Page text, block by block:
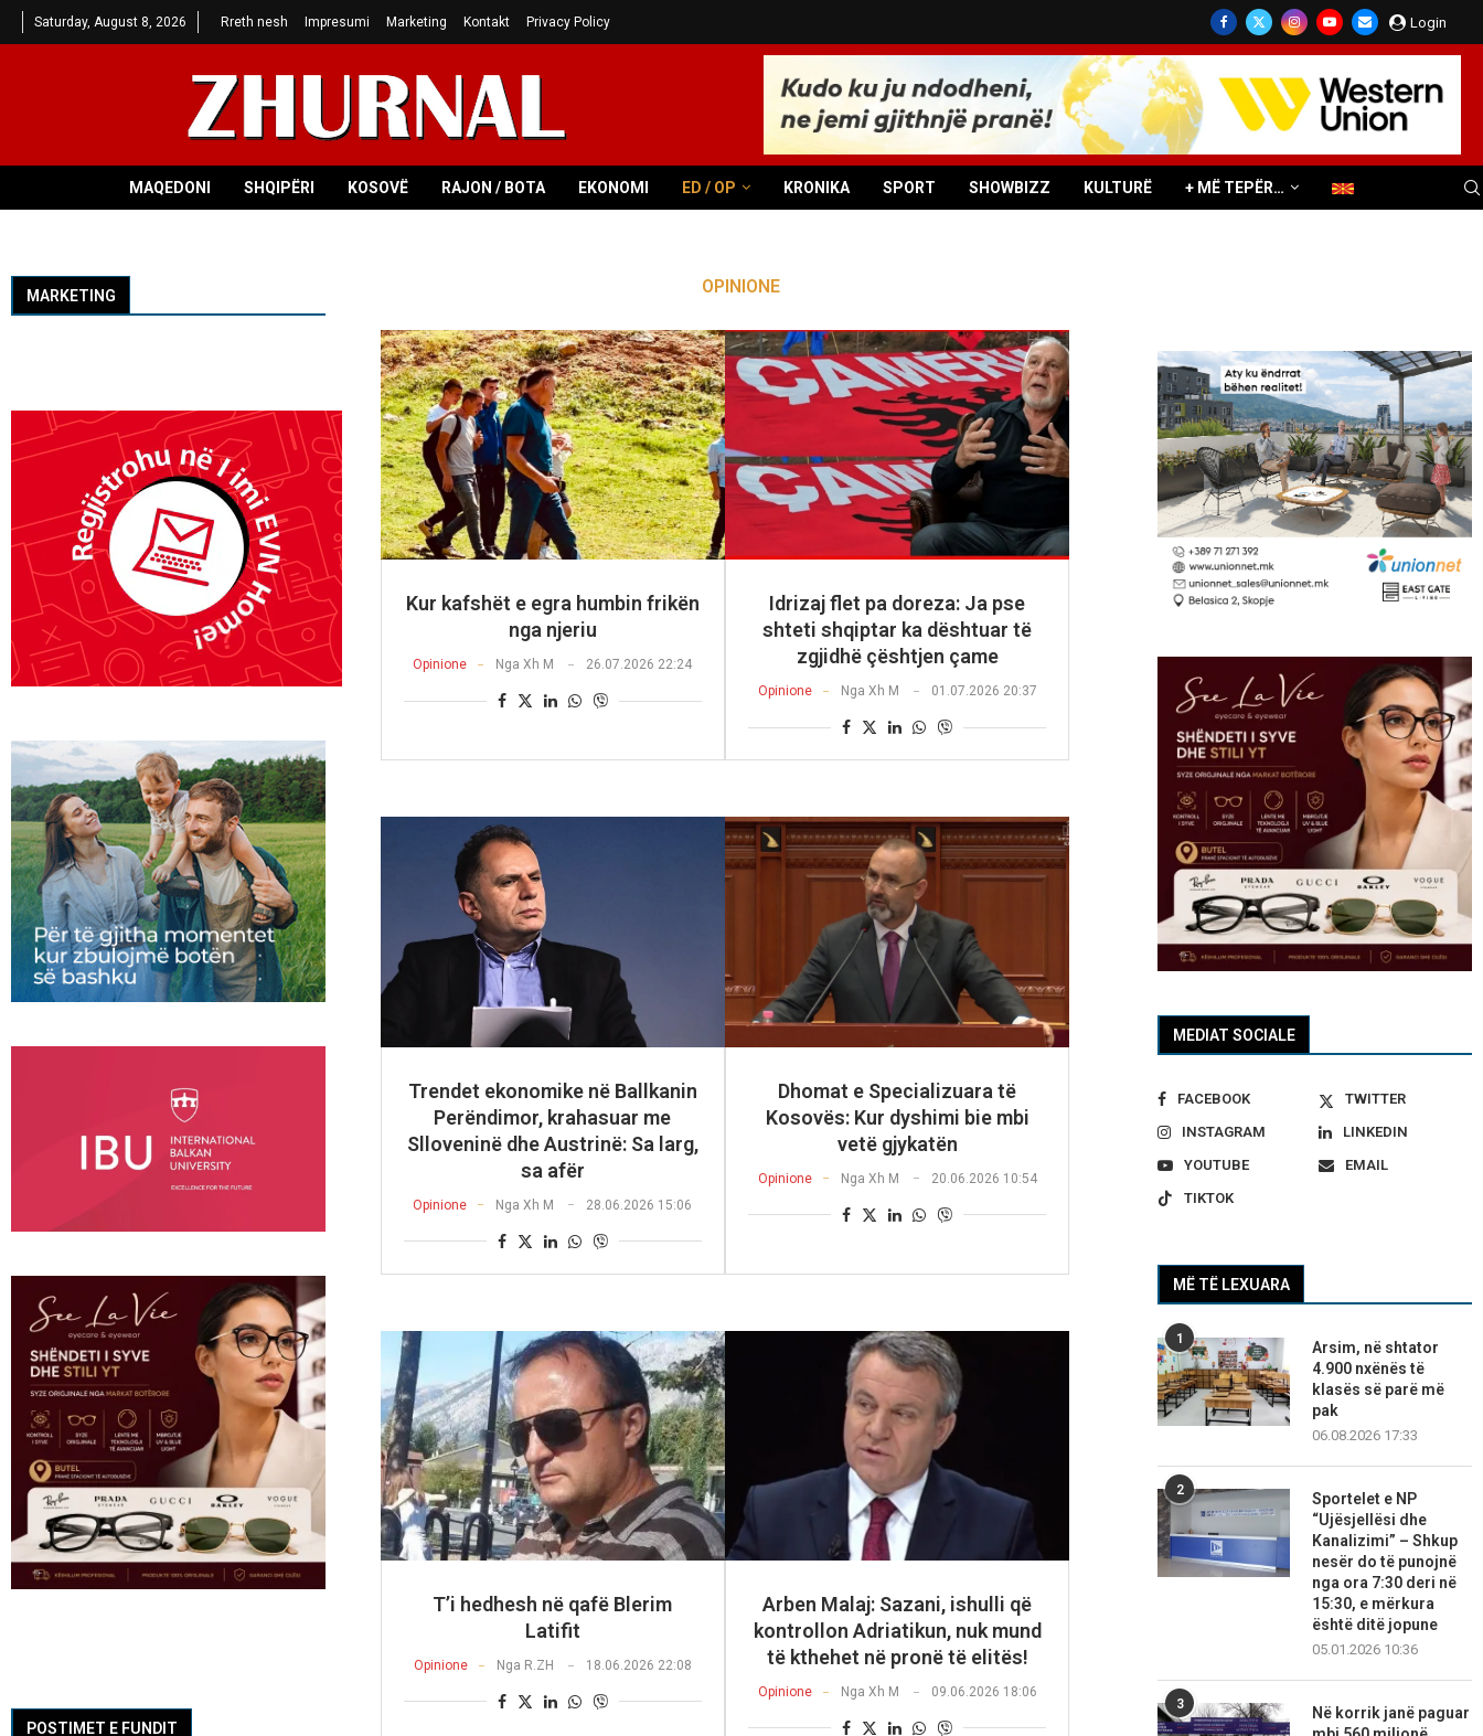
Saturday, August 8, 2026 Rreth nesh Impresumi Marketing Kontakt Privacy Policy Login
MAQEDONI SHQIPËRI KOSOVË RAJON / BOTA EKONOMI ED / OP KRONIKA SPORT SHOWBIZZ KULTURË + MË TEPËR…
OPINIONE
Kur kafshët e egra humbin frikën
nga njeriu
Opinione NgaXh M 26.07.2026 22:24
Idrizaj flet pa doreza: Ja pse
shteti shqiptar ka dështuar të
zgjidhë çështjen çame
Opinione Nga Xh M 01.07.2026 20:37
Trendet ekonomike në Ballkanin
Perëndimor, krahasuar me
Slloveninë dhe Austrinë: Sa larg,
sa afër
Opinione NgaXh M 28.06.2026 15:06
Dhomat e Specializuara të
Kosovës: Kur dyshimi bie mbi
vetë gjykatën
Opinione Nga Xh M 20.06.2026 10:54
T’i hedhesh në qafë Blerim
Latifit
Opinione Nga R.ZH 18.06.2026 22:08
Arben Malaj: Sazani, ishulli që
kontrollon Adriatikun, nuk mund
të kthehet në pronë të elitës!
Opinione Nga Xh M 09.06.2026 18:06
MEDIAT SOCIALE
FACEBOOK
TWITTER
INSTAGRAM
LINKEDIN
YOUTUBE
EMAIL
TIKTOK
MË TË LEXUARA
1
Arsim, në shtator
4.900 nxënës të
klasës së parë më
pak
06.08.2026 17:33
2
Sportelet e NP
“Ujësjellësi dhe
Kanalizimi” – Shkup
nesër do të punojnë
nga ora 7:30 deri në
15:30, e mërkura
është ditë jopune
05.01.2026 10:36
3
Në korrik janë paguar
MARKETING
POSTIMET E FUNDIT